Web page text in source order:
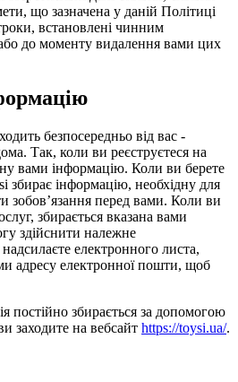
що зазначена у даній Політиці
встановлені чинним
до моменту видалення вами цих
безпосередньо від вас -
Так, коли ви реєструєтеся на
вами інформацію. Коли ви берете
збирає інформацію, необхідну для
зобов’язання перед вами. Коли ви
збирається вказана вами
здійснити належне
електронного листа,
адресу електронної пошти, щоб
постійно збирається за допомогою
заходите на вебсайт https://toysi.ua/.